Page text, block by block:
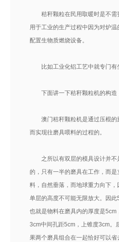
秸秆颗粒在民用取暖时是不
用于工业的生产过程中因为对炉
配置生物质燃烧设备。
比如工业化铝工艺中就专门有
下面讲一下秸秆颗粒机的构造
澳门秸秆颗粒机是通过压棍
而实现往磨具喂料的过程的。
之所以有双层的模具设计并
的，只有一半的磨具在工作，而
料，自然垂落，而地球重力向下
单层的高度不可能无限放大。因此
也就是物料在磨具内的厚度是
3cm中间孔距5cm，上锥度3cm。
果两个磨具组合在一起恰好可以